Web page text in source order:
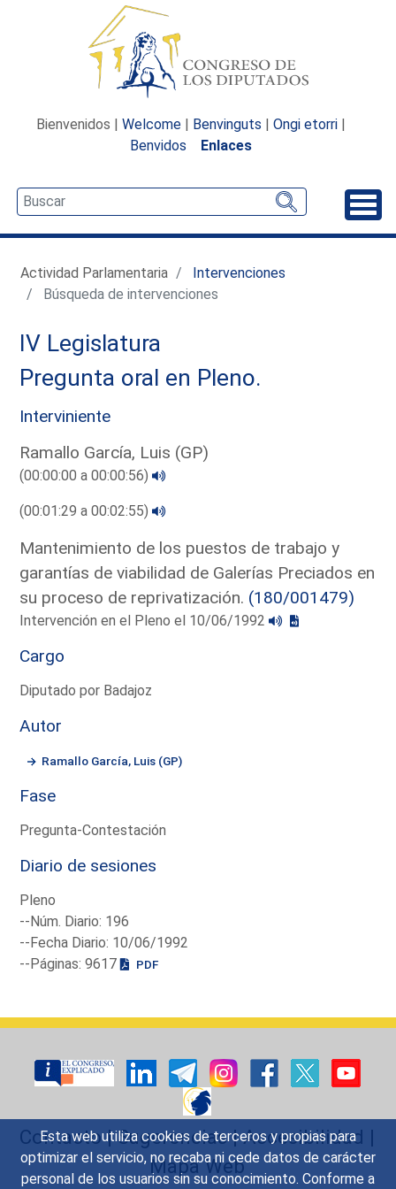
Esta web utiliza cookies de terceros y propias para
optimizar el servicio, no recaba ni cede datos de carácter
personal de los usuarios sin su conocimiento. Conforme a
Bienvenidos | Welcome | Benvinguts | Ongi etorri |
Benvidos
Enlaces
Actividad Parlamentaria
Intervenciones
Búsqueda de intervenciones
IV Legislatura
Pregunta oral en Pleno.
Interviniente
Ramallo García, Luis (GP)
(00:00:00 a 00:00:56)
(00:01:29 a 00:02:55)
Mantenimiento de los puestos de trabajo y
garantías de viabilidad de Galerías Preciados en
su proceso de reprivatización. (180/001479)
Intervención en el Pleno el 10/06/1992
Cargo
Diputado por Badajoz
Autor
Ramallo García, Luis (GP)
Fase
Pregunta-Contestación
Diario de sesiones
Pleno
--Núm. Diario: 196
--Fecha Diario: 10/06/1992
--Páginas: 9617
PDF
Contacto|Sugerencias|Accesibilidad |
Mapa Web